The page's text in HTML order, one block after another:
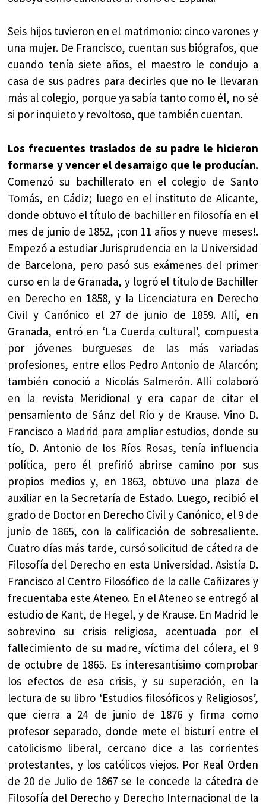
Seis hijos tuvieron en el matrimonio: cinco varones y
una mujer. De Francisco, cuentan sus biógrafos, que
cuando tenía siete años, el maestro le condujo a
casa de sus padres para decirles que no le llevaran
más al colegio, porque ya sabía tanto como él, no sé
si por inquieto y revoltoso, que también cuentan.
Los frecuentes traslados de su padre le hicieron
formarse y vencer el desarraigo que le producían.
Comenzó su bachillerato en el colegio de Santo
Tomás, en Cádiz; luego en el instituto de Alicante,
donde obtuvo el título de bachiller en filosofía en el
mes de junio de 1852, ¡con 11 años y nueve meses!.
Empezó a estudiar Jurisprudencia en la Universidad
de Barcelona, pero pasó sus exámenes del primer
curso en la de Granada, y logró el título de Bachiller
en Derecho en 1858, y la Licenciatura en Derecho
Civil y Canónico el 27 de junio de 1859. Allí, en
Granada, entró en ‘La Cuerda cultural’, compuesta
por jóvenes burgueses de las más variadas
profesiones, entre ellos Pedro Antonio de Alarcón;
también conoció a Nicolás Salmerón. Allí colaboró
en la revista Meridional y era capar de citar el
pensamiento de Sánz del Río y de Krause. Vino D.
Francisco a Madrid para ampliar estudios, donde su
tío, D. Antonio de los Ríos Rosas, tenía influencia
política, pero él prefirió abrirse camino por sus
propios medios y, en 1863, obtuvo una plaza de
auxiliar en la Secretaría de Estado. Luego, recibió el
grado de Doctor en Derecho Civil y Canónico, el 9 de
junio de 1865, con la calificación de sobresaliente.
Cuatro días más tarde, cursó solicitud de cátedra de
Filosofía del Derecho en esta Universidad. Asistía D.
Francisco al Centro Filosófico de la calle Cañizares y
frecuentaba este Ateneo. En el Ateneo se entregó al
estudio de Kant, de Hegel, y de Krause. En Madrid le
sobrevino su crisis religiosa, acentuada por el
fallecimiento de su madre, víctima del cólera, el 9
de octubre de 1865. Es interesantísimo comprobar
los efectos de esa crisis, y su superación, en la
lectura de su libro ‘Estudios filosóficos y Religiosos’,
que cierra a 24 de junio de 1876 y firma como
profesor separado, donde mete el bisturí entre el
catolicismo liberal, cercano dice a las corrientes
protestantes, y los católicos viejos. Por Real Orden
de 20 de Julio de 1867 se le concede la cátedra de
Filosofía del Derecho y Derecho Internacional de la